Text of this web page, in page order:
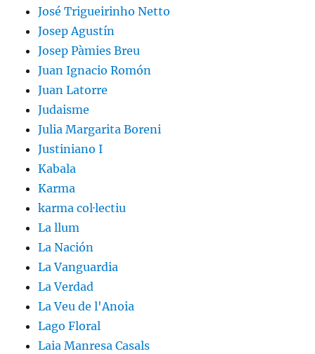
José Trigueirinho Netto
Josep Agustín
Josep Pàmies Breu
Juan Ignacio Romón
Juan Latorre
Judaisme
Julia Margarita Boreni
Justiniano I
Kabala
Karma
karma col·lectiu
La llum
La Nación
La Vanguardia
La Verdad
La Veu de l'Anoia
Lago Floral
Laia Manresa Casals